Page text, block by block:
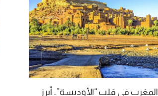
المغرب في قلب “الأوديسة”.. أبرز